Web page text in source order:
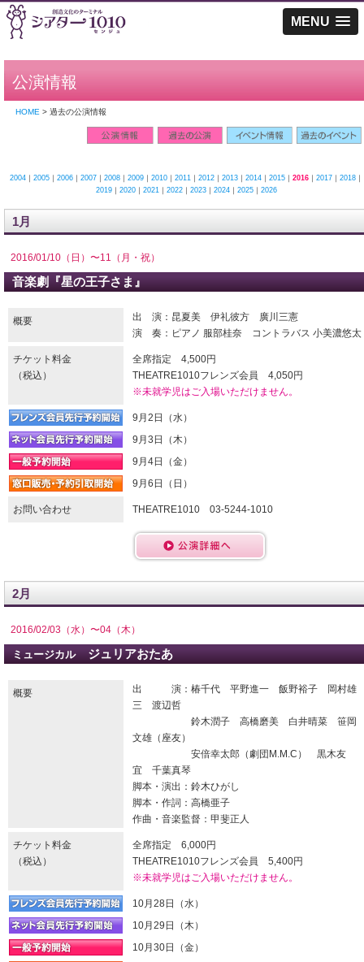
MENU
公演情報
HOME > 過去の公演情報
2004｜ 2005｜ 2006｜ 2007｜ 2008｜ 2009｜ 2010｜ 2011 ｜ 2012｜ 2013｜ 2014｜ 2015｜ 2016｜ 2017｜ 2018｜
2019｜ 2020｜ 2021 ｜ 2022｜ 2023｜ 2024｜ 2025｜ 2026
1月
2016/01/10（日）〜11（月・祝）
音楽劇『星の王子さま』
概要
出 演：昆夏美 伊礼彼方 廣川三憲
演 奏：ピアノ 服部桂奈 コントラバス 小美濃悠太
チケット料金
（税込）
全席指定 4,500円
THEATRE1010フレンズ会員 4,050円
※未就学児はご入場いただけません。
9月2日（水）
9月3日（木）
9月4日（金）
9月6日（日）
お問い合わせ THEATRE1010 03-5244-1010
2月
2016/02/03（水）〜04（木）
ミュージカルジュリアおたあ
概要
出 演：椿千代 平野進一 飯野裕子 岡村雄
三 渡辺哲
鈴木潤子 高橋磨美 白井晴菜 笹岡
文雄（座友）
安倍幸太郎（劇団M.M.C） 黒木友
宜 千葉真琴
脚本・演出：鈴木ひがし
脚本・作詞：高橋亜子
作曲・音楽監督：甲斐正人
チケット料金
（税込）
全席指定 6,000円
THEATRE1010フレンズ会員 5,400円
※未就学児はご入場いただけません。
10月28日（水）
10月29日（木）
10月30日（金）